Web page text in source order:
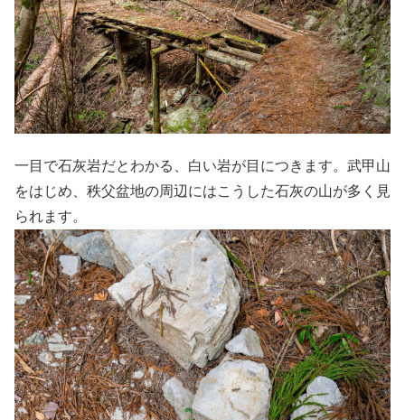
一目で石灰岩だとわかる、白い岩が目につきます。武甲山
をはじめ、秩父盆地の周辺にはこうした石灰の山が多く見
られます。